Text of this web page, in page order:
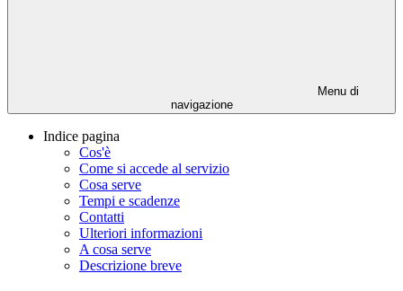
Menu di
navigazione
Indice pagina
Cos'è
Come si accede al servizio
Cosa serve
Tempi e scadenze
Contatti
Ulteriori informazioni
A cosa serve
Descrizione breve